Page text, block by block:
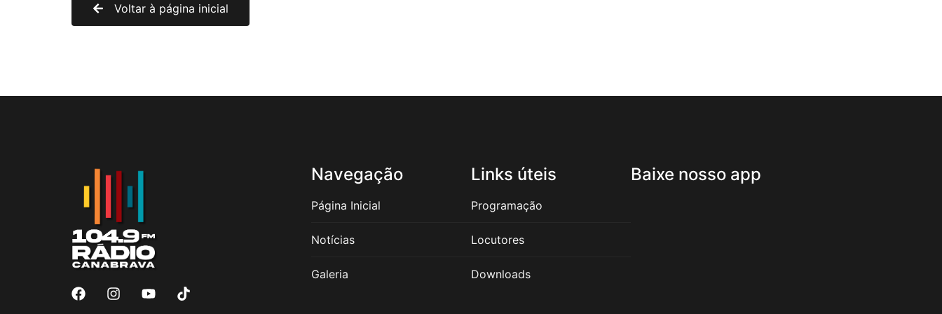
Voltar à página inicial
Navegação
Página Inicial
Notícias
Galeria
Links úteis
Programação
Locutores
Downloads
Baixe nosso app